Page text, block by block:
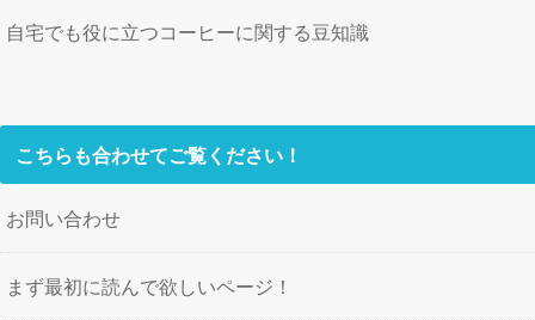
自宅でも役に立つコーヒーに関する豆知識
こちらも合わせてご覧ください！
お問い合わせ
まず最初に読んで欲しいページ！